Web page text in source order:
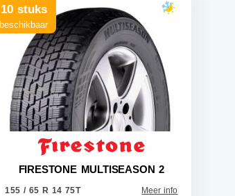
10 stuks
beschikbaar
FIRESTONE MULTISEASON 2
155 / 65 R 14 75T Meer info